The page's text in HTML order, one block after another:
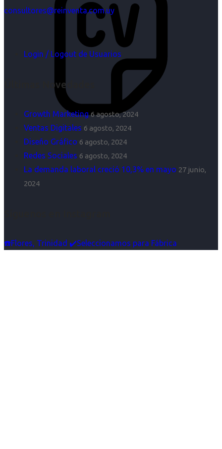
consultores@reinventa.com.uy
Login / Logout de Usuarios
Últimas Novedades
Growth Marketing 6 agosto, 2024
Ventas Digitales 6 agosto, 2024
Diseño Gráfico 6 agosto, 2024
Redes Sociales 6 agosto, 2024
La demanda laboral creció 10,3% en mayo 27 junio,
2024
☎️Flores, Trinidad ✔️Seleccionamos para Fábrica